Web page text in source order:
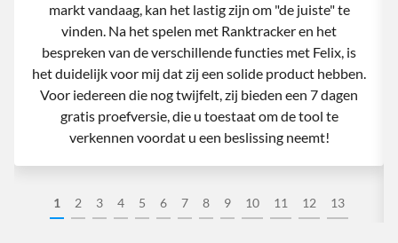
1 2 3 4 5 6 7 8 9 10 11 12 13
markt vandaag, kan het lastig zijn om "de juiste" te
vinden. Na het spelen met Ranktracker en het
bespreken van de verschillende functies met Felix, is
het duidelijk voor mij dat zij een solide product hebben.
Voor iedereen die nog twijfelt, zij bieden een 7 dagen
gratis proefversie, die u toestaat om de tool te
verkennen voordat u een beslissing neemt!